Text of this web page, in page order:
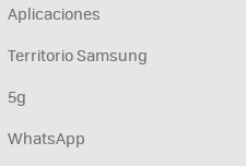
Aplicaciones
Territorio Samsung
5g
WhatsApp